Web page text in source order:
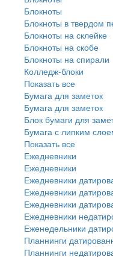
Блокноты
Блокноты в твердом
Блокноты на склейке
Блокноты на скобе
Блокноты на спирали
Колледж-блоки
Показать все
Бумага для заметок
Бумага для заметок
Блок бумаги для
Бумага с липким
Показать все
Ежедневники
Ежедневники
Ежедневники
Ежедневники
Ежедневники
Ежедневники
Еженедельники
Планнинги
Планнинги